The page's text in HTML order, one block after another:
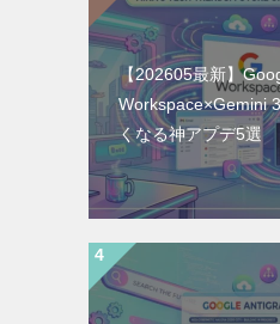
【202605最新】
Workspace×Gemini
くなる神アプデ5選